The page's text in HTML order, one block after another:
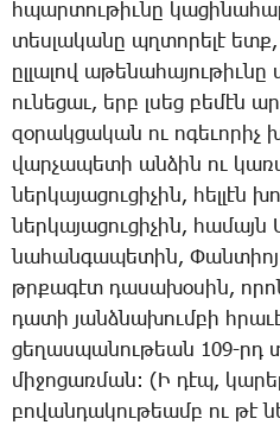
հպար­տու­թիւ­նը
տես­լա­կա­նը պղտո­րե­լէ
ըլ­լա­լով
ու­նե­ցաւ, երբ լսեց բե­մէն
զօ­րակ­ցա­կան ու ո­գե­ւո­րիչ
վար­չա­պե­տի ան­ձին ու
ներ­կա­յա­ցու­ցի­չին, հել­լէն
ներ­կա­յա­ցու­ցի­չին, հա­մայն
նա­հան­գա­պե­տին, ­Փան­տիոյ
թրքա­գէտ դա­սա­խօ­սին,
դա­տի յանձ­նա­խում­բի
ցե­ղաս­պա­նու­թեան 109-րդ
մի­ջո­ցառ­ման: (Ի դէպ,
բո­վան­դա­կու­թեամբ ու թէ